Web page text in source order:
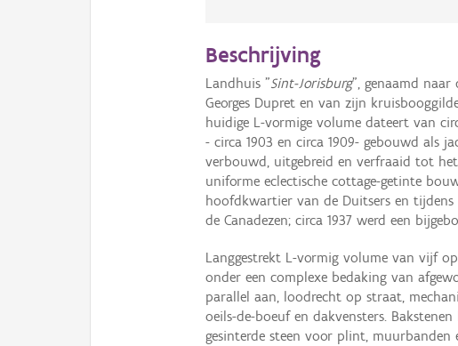
Beschrijving
Landhuis "Sint-Jorisburg", genaamd
Georges Dupret en van zijn
huidige L-vormige volume dateert van
- circa 1903 en circa 1909- gebouwd als
verbouwd, uitgebreid en verfraaid tot
uniforme eclectische cottage-getinte
hoofdkwartier van de Duitsers en
de Canadezen; circa 1937 werd een
Langgestrekt L-vormig volume van vijf
onder een complexe bedaking van
parallel aan, loodrecht op straat,
oeils-de-boeuf en dakvensters.
gesinterde steen voor plint, muurbanden